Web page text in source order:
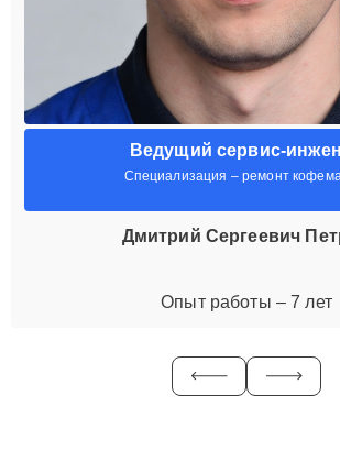
Ведущий сервис-
Специализация – ремонт
Дмитрий Сергеевич
Опыт работы – 7 лет